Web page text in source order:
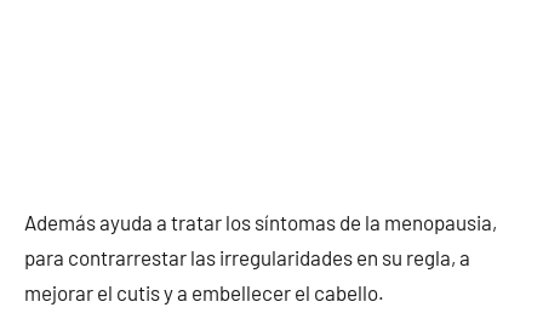
Además ayuda a tratar los síntomas de la menopausia,
para contrarrestar las irregularidades en su regla, a
mejorar el cutis y a embellecer el cabello.